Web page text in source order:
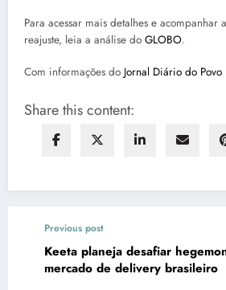
Para acessar mais detalhes e acompanhar
reajuste, leia a análise do GLOBO.
Com informações do Jornal Diário do Povo
Share this content:
Previous post
Keeta planeja desafiar
mercado de delivery brasileiro